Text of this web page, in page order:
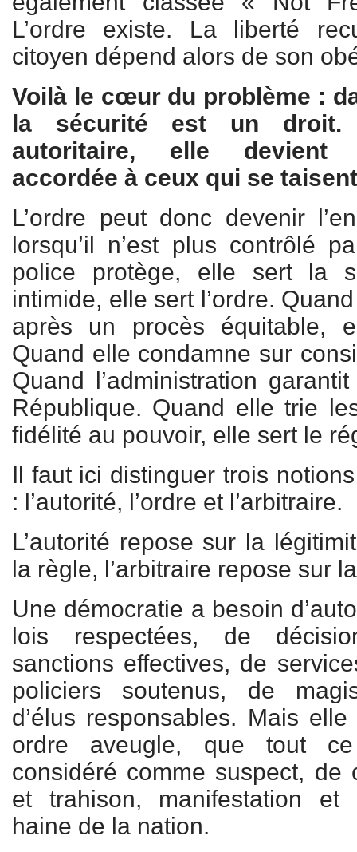
L’ordre existe. La liberté
citoyen dépend alors de son
Voilà le cœur du problème :
la sécurité est un droit.
autoritaire, elle devient
accordée à ceux qui se
L’ordre peut donc devenir
lorsqu’il n’est plus contrôlé
police protège, elle sert la
intimide, elle sert l’ordre.
après un procès équitable,
Quand elle condamne sur
Quand l’administration
République. Quand elle trie
fidélité au pouvoir, elle sert le
Il faut ici distinguer trois
: l’autorité, l’ordre et l’arbitraire.
L’autorité repose sur la
la règle, l’arbitraire repose sur
Une démocratie a besoin
lois respectées, de
sanctions effectives, de
policiers soutenus, de
d’élus responsables. Mais elle
ordre aveugle, que tout
considéré comme suspect, de
et trahison, manifestation et
haine de la nation.